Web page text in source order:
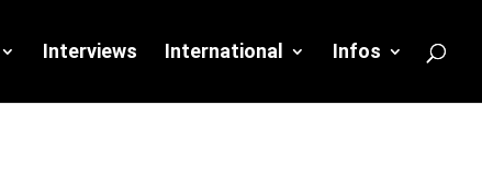
Interviews International Infos